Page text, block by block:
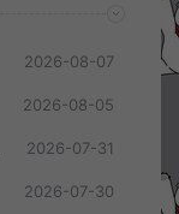
2026-08-07
2026-08-05
2026-07-31
2026-07-30